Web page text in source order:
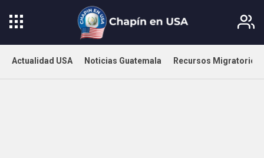
Actualidad USA Noticias Guatemala Recursos Migratorios